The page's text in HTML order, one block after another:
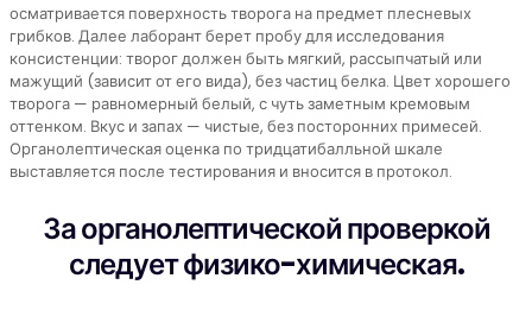
осматривается поверхность творога на предмет плесневых
грибков. Далее лаборант берет пробу для исследования
консистенции: творог должен быть мягкий, рассыпчатый или
мажущий (зависит от его вида), без частиц белка. Цвет хорошего
творога — равномерный белый, с чуть заметным кремовым
оттенком. Вкус и запах — чистые, без посторонних примесей.
Органолептическая оценка по тридцатибалльной шкале
выставляется после тестирования и вносится в протокол.
За органолептической проверкой
следует физико-химическая.